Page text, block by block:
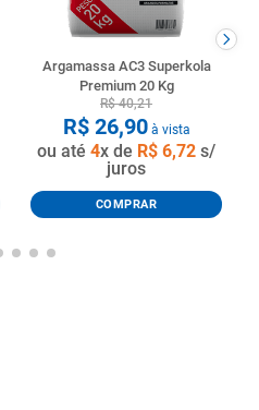
Argamassa AC3 Superkola
Premium 20 Kg
R$ 40,21
R$ 26,90à vista
ou até 4x de R$ 6,72 s/
juros
COMPRAR